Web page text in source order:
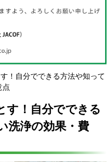
！自分でできる方法や知って
点
す！自分でできる
洗浄の効果・費